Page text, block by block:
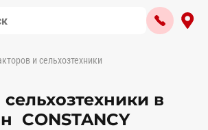
и сельхозтехники
в
CONSTANCY